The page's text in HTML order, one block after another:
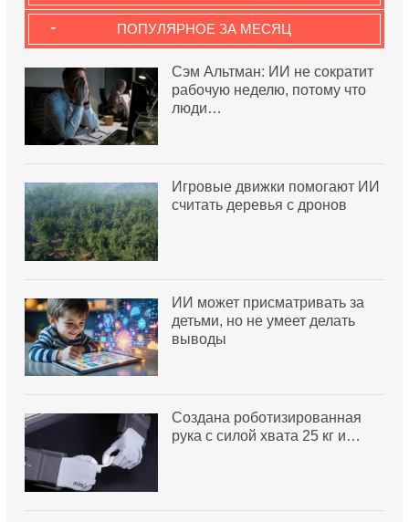
ПОПУЛЯРНОЕ ЗА МЕСЯЦ
-
Сэм Альтман: ИИ не сократит
рабочую неделю, потому что
люди…
Игровые движки помогают ИИ
считать деревья с дронов
ИИ может присматривать за
детьми, но не умеет делать
выводы
Создана роботизированная
рука с силой хвата 25 кг и…